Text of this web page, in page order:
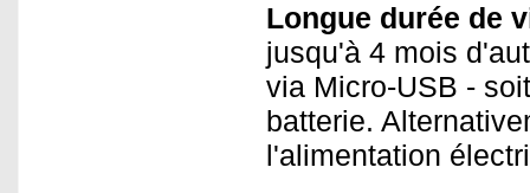
Longue durée de
jusqu'à 4 mois
via Micro-USB -
batterie.
l'alimentation